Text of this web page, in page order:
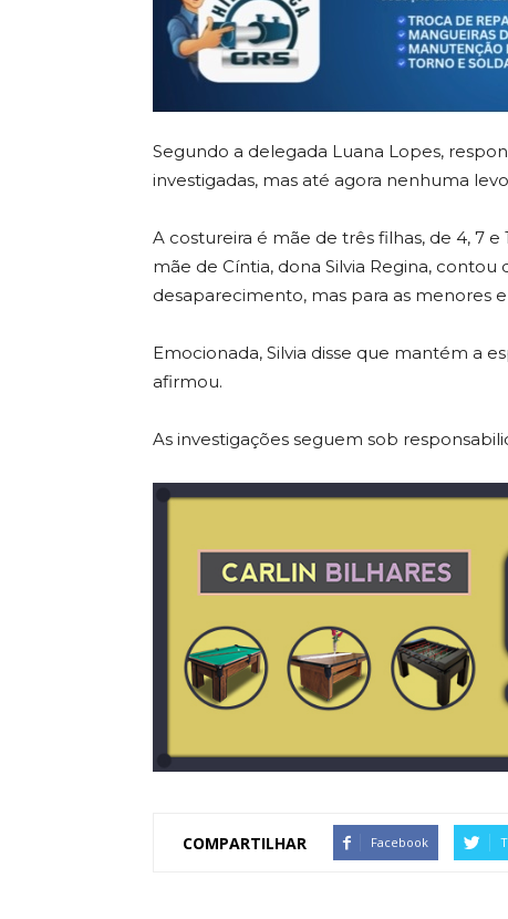
Segundo a delegada Luana Lopes,
investigadas, mas até agora nenhuma
A costureira é mãe de três filhas, de 4, 7 e
mãe de Cíntia, dona Silvia Regina, contou
desaparecimento, mas para as menores
Emocionada, Silvia disse que mantém a
afirmou.
As investigações seguem sob
COMPARTILHAR Facebook